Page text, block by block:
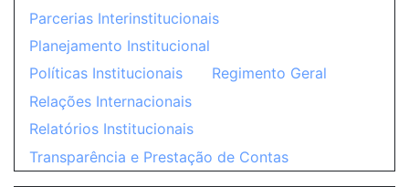
Parcerias Interinstitucionais
Planejamento Institucional
Políticas Institucionais
Regimento Geral
Relações Internacionais
Relatórios Institucionais
Transparência e Prestação de Contas